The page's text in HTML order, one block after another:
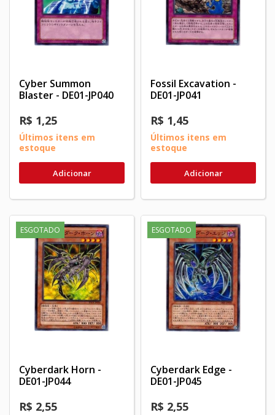
Cyber Summon
Blaster - DE01-JP040
R$ 1,25
Últimos itens em
estoque
Adicionar
Fossil Excavation -
DE01-JP041
R$ 1,45
Últimos itens em
estoque
Adicionar
ESGOTADO
Cyberdark Horn -
DE01-JP044
R$ 2,55
ESGOTADO
Cyberdark Edge -
DE01-JP045
R$ 2,55